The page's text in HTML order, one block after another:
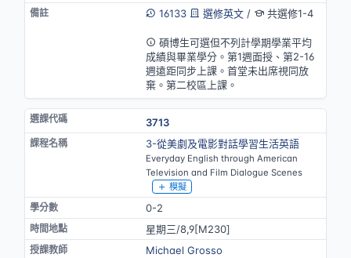
16133
選修英文/ 共選修1-4
碩博生可選但不列計學期學業平均
成績與畢業學分。第1週面授、第2-16
週遠距同步上課。首堂未出席視同放
棄。第二校區上課。
3713
3-從美劇及電影對話學習生活英語
Everyday English through American
Television and Film Dialogue Scenes
模擬
0-2
星期三/8,9[M230]
Michael Grosso